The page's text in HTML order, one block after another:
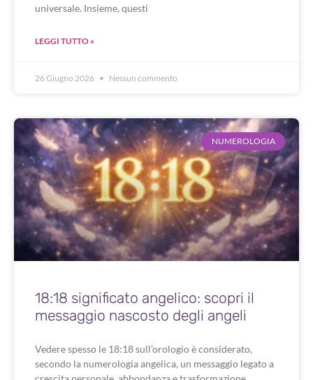
universale. Insieme, questi
LEGGI TUTTO »
26 Giugno 2026 Nessun commento
NUMEROLOGIA
18:18 significato angelico: scopri il
messaggio nascosto degli angeli
Vedere spesso le 18:18 sull’orologio è considerato,
secondo la numerologia angelica, un messaggio legato a